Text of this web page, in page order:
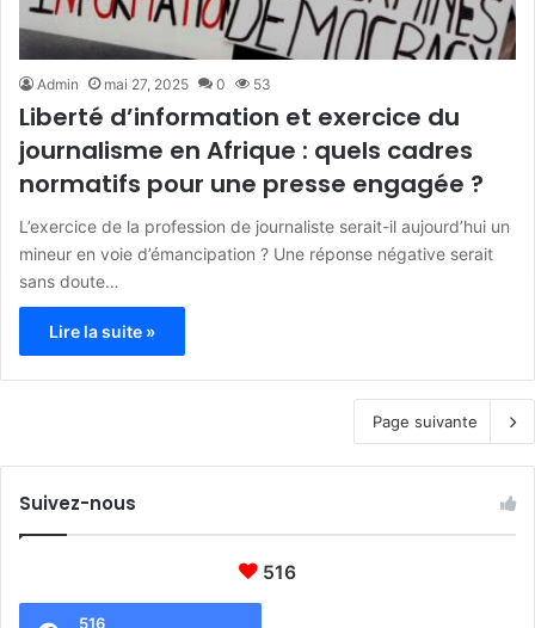
Admin mai 27, 2025 0 53
Liberté d’information et exercice du
journalisme en Afrique : quels cadres
normatifs pour une presse engagée ?
L’exercice de la profession de journaliste serait-il aujourd’hui un
mineur en voie d’émancipation ? Une réponse négative serait
sans doute…
Lire la suite »
Page suivante
Suivez-nous
516
516